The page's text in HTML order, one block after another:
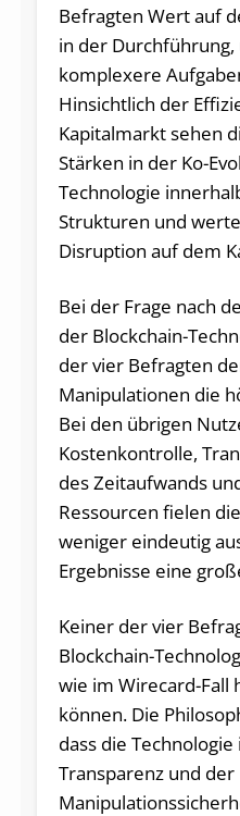
Befragten Wert auf
in der
komplexere
Hinsichtlich der
Kapitalmarkt sehen
Stärken in der Ko-
Technologie
Strukturen und
Disruption auf dem
Bei der Frage nach
der Blockchain-
der vier Befragten
Manipulationen die
Bei den übrigen
Kostenkontrolle,
des Zeitaufwands
Ressourcen fielen
weniger eindeutig
Ergebnisse eine
Keiner der vier
Blockchain-
wie im Wirecard-Fall
können. Die
dass die
Transparenz und der